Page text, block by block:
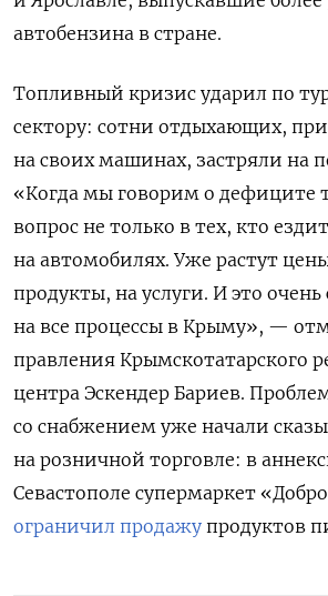
автобензина в стране.
Топливный кризис ударил по
сектору: сотни отдыхающих,
на своих машинах, застряли на
«Когда мы говорим о дефиците
вопрос не только в тех, кто ездит
на автомобилях. Уже растут
продукты, на услуги. И это
на все процессы в Крыму», —
правления Крымскотатарского
центра Эскендер Бариев.
со снабжением уже начали
на розничной торговле: в
Севастополе супермаркет
ограничил продажу продуктов